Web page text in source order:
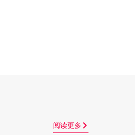
阅读更多